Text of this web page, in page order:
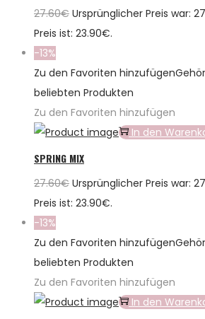
27.60€ Ursprünglicher Preis war:
Preis ist: 23.90€.
-13%
Zu den Favoriten hinzufügen
beliebten Produkten
Zu den Favoriten hinzufügen
In den
SPRING MIX
27.60€ Ursprünglicher Preis war:
Preis ist: 23.90€.
-13%
Zu den Favoriten hinzufügen
beliebten Produkten
Zu den Favoriten hinzufügen
In den